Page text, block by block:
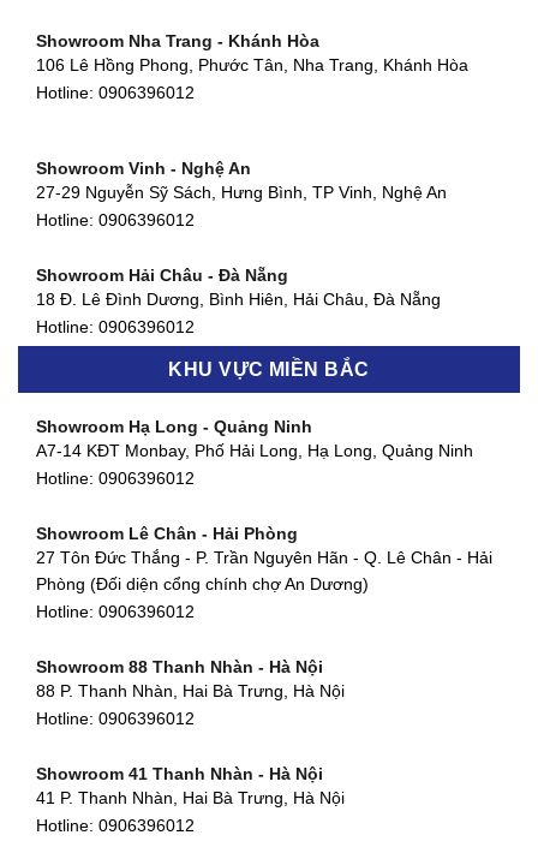
Showroom Quận 11 - TP. HCM
Showroom Quận 4 - TP. HCM
127 Khánh Hội, Phường 3, Quận 4,TP. HCM
Showroom Quận 7 - TP. HCM
877 Huỳnh Tấn Phát, Phú Thuận, Quận 7, TP HCM
Hotline:0906396012
580 Phan Văn Trị, Phường 7, Quận 5, TP HCM
Hotline:0906396012
90 Đ. Cộng Hòa, Phường 4, Tân Bình, TP HCM
Hotline:0906396012
Showroom Nha Trang - Khánh Hòa
106 Lê Hồng Phong, Phước Tân, Nha Trang, Khánh Hòa
Hotline: 0906396012
Showroom Vinh - Nghệ An
27-29 Nguyễn Sỹ Sách, Hưng Bình, TP Vinh, Nghệ An
Hotline: 0906396012
Showroom Hải Châu - Đà Nẵng
18 Đ. Lê Đình Dương, Bình Hiên, Hải Châu, Đà Nẵng
Hotline: 0906396012
Showroom Thanh Khê - Đà Nẵng
Hotline:0906396012
Showroom Cẩm Lệ - Đà Nẵng
Hotline:0906396012
Showroom Huế
54 Hùng Vương, Phú Hội, Thành phố Huế, Thừa Thiên Huế
Showroom Hà Tĩnh
82 Quang Trung, Thạch Quý, Hà Tĩnh
Showroom Quy Nhơn - Bình Định
956 Trần Hưng Đạo, P, Thành phố Quy Nhơn, Bình Định
KHU VỰC MIỀN BẮC
Showroom Hạ Long - Quảng Ninh
A7-14 KĐT Monbay, Phố Hải Long, Hạ Long, Quảng Ninh
Hotline: 0906396012
Showroom Lê Chân - Hải Phòng
27 Tôn Đức Thắng - P. Trần Nguyên Hãn - Q. Lê Chân - Hải
Phòng (Đối diện cổng chính chợ An Dương)
Hotline: 0906396012
Showroom 88 Thanh Nhàn - Hà Nội
88 P. Thanh Nhàn, Hai Bà Trưng, Hà Nội
Hotline: 0906396012
Showroom 41 Thanh Nhàn - Hà Nội
41 P. Thanh Nhàn, Hai Bà Trưng, Hà Nội
Hotline: 0906396012